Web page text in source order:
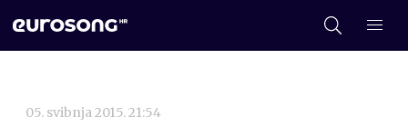
05. svibnja 2015. 21:54